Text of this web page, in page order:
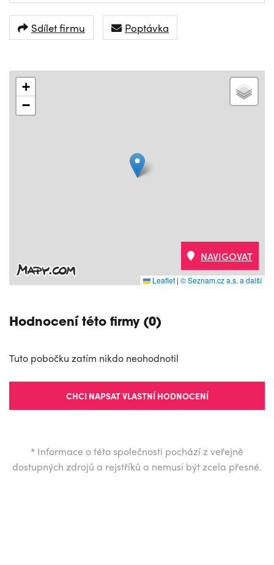
Sdílet firmu Poptávka
+
−
Leaflet | © Seznam.cz a.s. a další
NAVIGOVAT
Hodnocení této firmy (0)
Tuto pobočku zatím nikdo neohodnotil
CHCI NAPSAT VLASTNÍ HODNOCENÍ
* Informace o této společnosti pochází z veřejně
dostupných zdrojů a rejstříků a nemusí být zcela přesné.